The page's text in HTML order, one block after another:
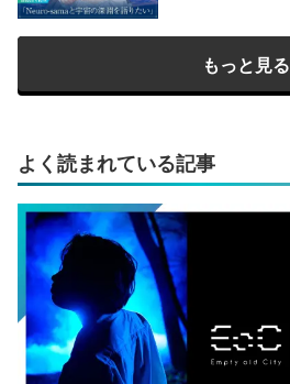
もっと見る
よく読まれている記事